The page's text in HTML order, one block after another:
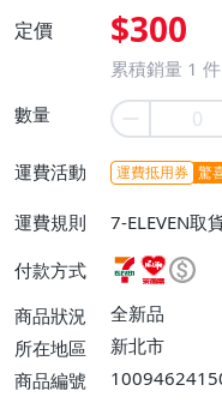
定價 $300
累積銷量 1 件
數量
運費活動 運費抵用券 驚
運費規則
7-ELEVEN取
件或消費滿
付款【單件
000免運費】
滿50件或消
付款方式
商品狀況
全新品
所在地區
新北市
商品編號